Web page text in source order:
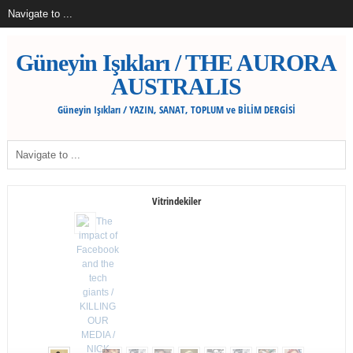
Güneyin Işıkları / THE AURORA
AUSTRALIS
Güneyin Işıkları / YAZIN, SANAT, TOPLUM ve BİLİM DERGİSİ
Vitrindekiler